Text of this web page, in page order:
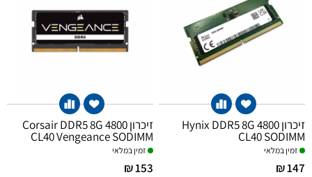
זיכרון Hynix DDR5 8G 4800
CL40 SODIMM
זמין במלאי
147 ₪
זיכרון Corsair DDR5 8G 4800
CL40 Vengeance SODIMM
זמין במלאי
153 ₪